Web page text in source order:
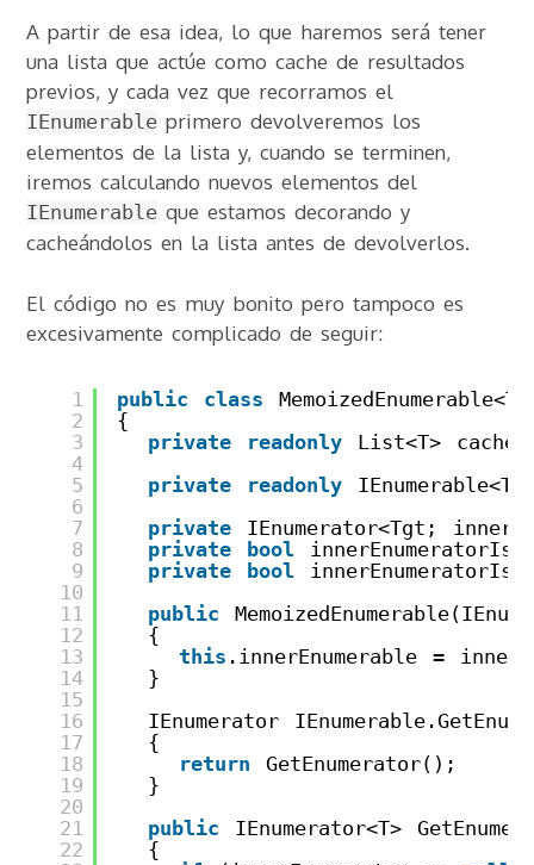
A partir de esa idea, lo que haremos será tener
una lista que actúe como cache de resultados
previos, y cada vez que recorramos el
IEnumerable primero devolveremos los
elementos de la lista y, cuando se terminen,
iremos calculando nuevos elementos del
IEnumerable que estamos decorando y
cacheándolos en la lista antes de devolverlos.
El código no es muy bonito pero tampoco es
excesivamente complicado de seguir:
1
2
3
4
5
6
7
8
9
10
11
12
13
14
15
16
17
18
19
20
21
22
public class
{
private
readonly
List<T>
private
readonly
private
IEnumerator<Tgt;
private
bool
private
bool
public
{
this .innerEnumerable =
}
IEnumerator
{
return
GetEnumerator();
}
public
IEnumerator<T>
{